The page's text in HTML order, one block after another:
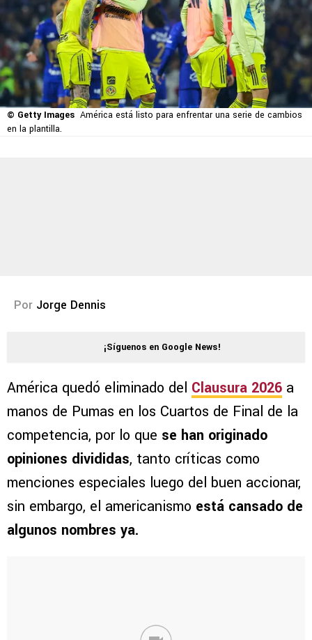
© Getty Images América está listo para enfrentar una serie de cambios
en la plantilla.
Por Jorge Dennis
¡Síguenos en Google News!
América quedó eliminado del Clausura 2026 a
manos de Pumas en los Cuartos de Final de la
competencia, por lo que se han originado
opiniones divididas, tanto críticas como
menciones especiales luego del buen accionar,
sin embargo, el americanismo está cansado de
algunos nombres ya.